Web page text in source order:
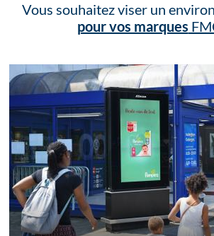
Vous souhaitez viser un
pour vos marques